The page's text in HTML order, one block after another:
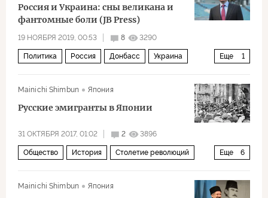
Россия и Украина: сны великана и
фантомные боли (JB Press)
19 НОЯБРЯ 2019, 00:53 8 3290
Еще 1
Политика Россия Донбасс Украина
Mainichi Shimbun
Япония
Русские эмигранты в Японии
31 ОКТЯБРЯ 2017, 01:02 2 3896
Еще 6
Общество История Столетие революций
Mainichi Shimbun Япония